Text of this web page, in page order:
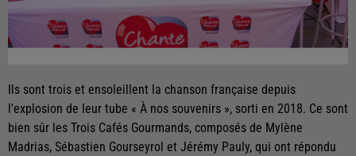
Ils sont trois et ensoleillent la chanson française depuis
l'explosion de leur tube « À nos souvenirs », sorti en 2018. Ce sont
bien sûr les Trois Cafés Gourmands, composés de Mylène
Madrias, Sébastien Gourseyrol et Jérémy Pauly, qui ont répondu